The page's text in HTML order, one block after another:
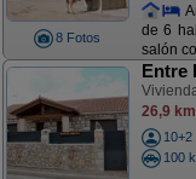
8 Fotos
de 6
salón
Entre
26,9 km
10+2
100